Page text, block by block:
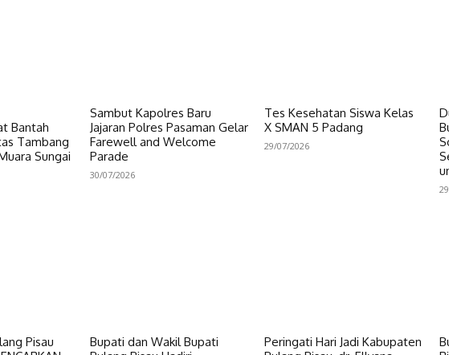
Bantah
Tambang
Sungai
Sambut Kapolres Baru
Jajaran Polres Pasaman Gelar
Farewell and Welcome
Parade
30/07/2026
Tes Kesehatan Siswa Kelas
X SMAN 5 Padang
29/07/2026
Pisau
Bupati dan Wakil Bupati
Peringati Hari Jadi Kabupaten